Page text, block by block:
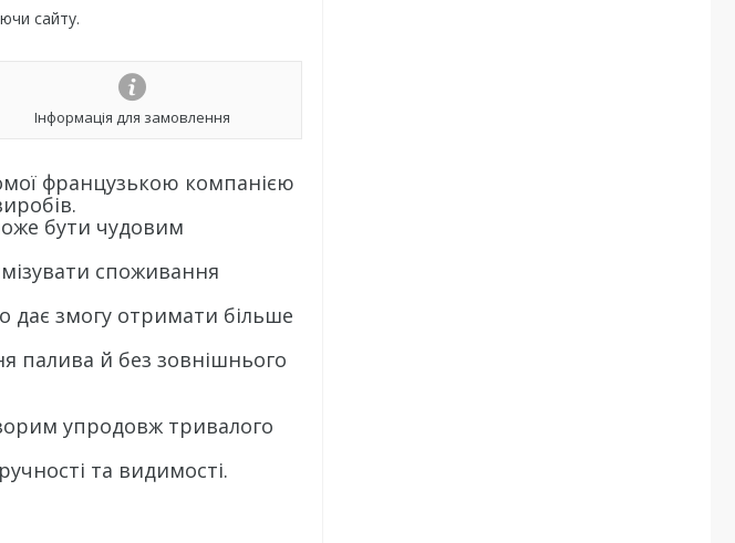
сайту.
Інформація для замовлення
французькою компанією
бути чудовим
споживання
дає змогу отримати більше
палива й без зовнішнього
упродовж тривалого
та видимості.